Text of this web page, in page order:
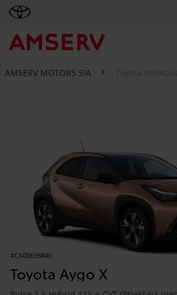
AMSERV MOTORS SIA Toyota noliktava
#CA00636840
Toyota Aygo X